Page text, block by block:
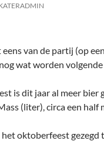
van de partij (op
wat worden volgende
is dit jaar al meer bier
(liter), circa een half
oktoberfeest gezegd